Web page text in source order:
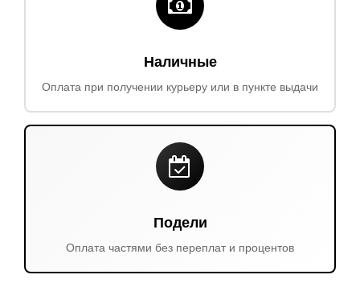
Наличные
Оплата при получении курьеру или в пункте выдачи
Подели
Оплата частями без переплат и процентов